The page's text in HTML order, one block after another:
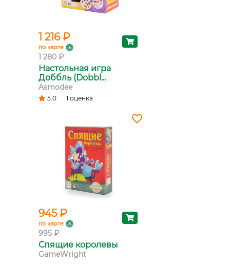
1 216 ₽
по карте
1 280 ₽
Настольная игра
Доббль (Dobbl...
Asmodee
5.0 1 оценка
945 ₽
по карте
995 ₽
Спящие королевы
GameWright